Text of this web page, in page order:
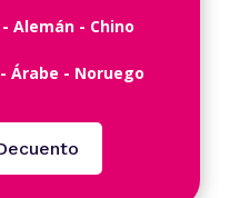
Alemán - Chino
Árabe - Noruego